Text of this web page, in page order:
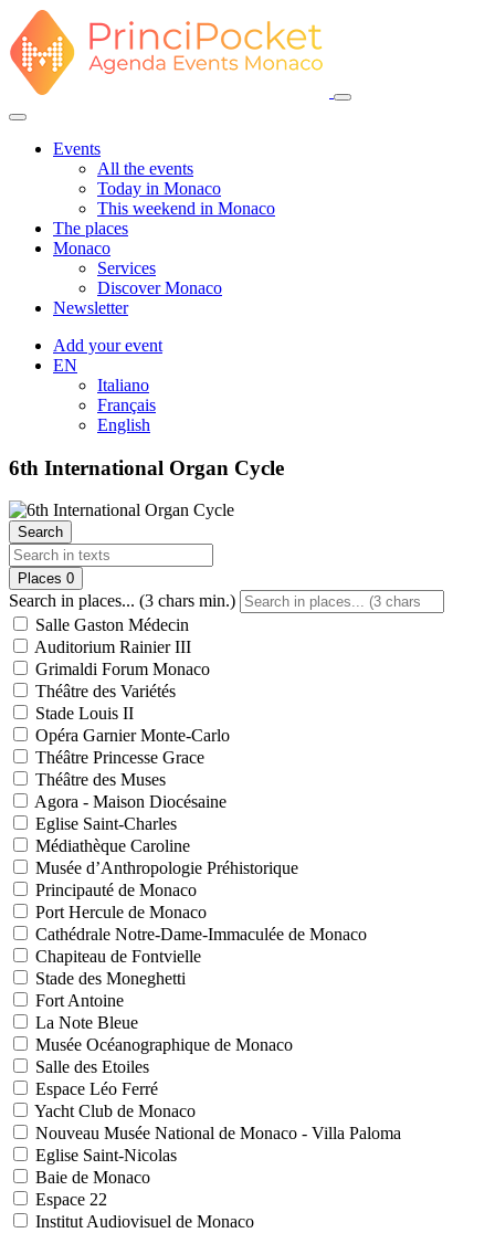
Events
All the events
Today in Monaco
This weekend in Monaco
The places
Monaco
Services
Discover Monaco
Newsletter
Add your event
EN
Italiano
Français
English
6th International Organ Cycle
Search
Places 0
Search in places... (3 chars min.)
Salle Gaston Médecin
Auditorium Rainier III
Grimaldi Forum Monaco
Théâtre des Variétés
Stade Louis II
Opéra Garnier Monte-Carlo
Théâtre Princesse Grace
Théâtre des Muses
Agora - Maison Diocésaine
Eglise Saint-Charles
Médiathèque Caroline
Musée d’Anthropologie Préhistorique
Principauté de Monaco
Port Hercule de Monaco
Cathédrale Notre-Dame-Immaculée de Monaco
Chapiteau de Fontvielle
Stade des Moneghetti
Fort Antoine
La Note Bleue
Musée Océanographique de Monaco
Salle des Etoiles
Espace Léo Ferré
Yacht Club de Monaco
Nouveau Musée National de Monaco - Villa Paloma
Eglise Saint-Nicolas
Baie de Monaco
Espace 22
Institut Audiovisuel de Monaco